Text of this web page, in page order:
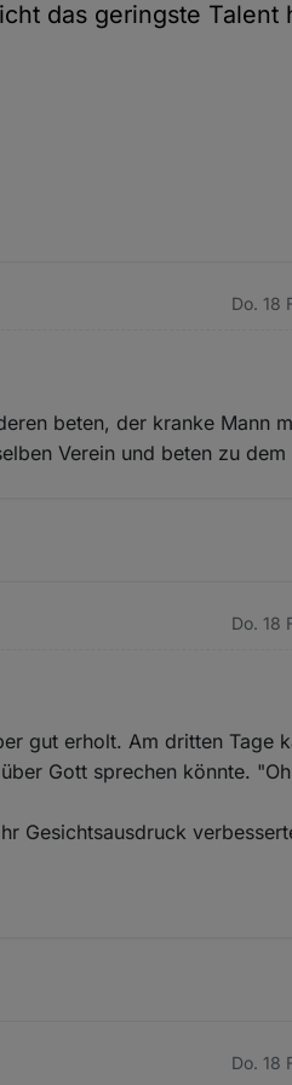
das geringste Talent
Do. 18
beten, der kranke Mann
Verein und beten zu dem
Do. 18
gut erholt. Am dritten Tage
Gott sprechen könnte.
Gesichtsausdruck
Do. 18